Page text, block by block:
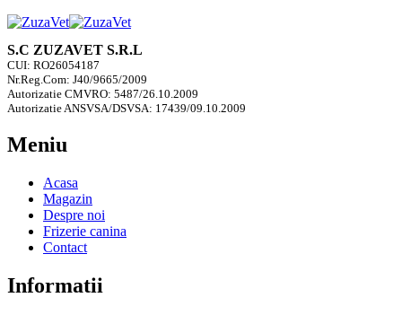
S.C ZUZAVET S.R.L
CUI: RO26054187
Nr.Reg.Com: J40/9665/2009
Autorizatie CMVRO: 5487/26.10.2009
Autorizatie ANSVSA/DSVSA: 17439/09.10.2009
Meniu
Acasa
Magazin
Despre noi
Frizerie canina
Contact
Informatii